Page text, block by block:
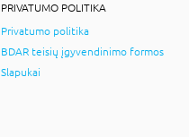
PRIVATUMO POLITIKA
Privatumo politika
BDAR teisių įgyvendinimo formos
Slapukai